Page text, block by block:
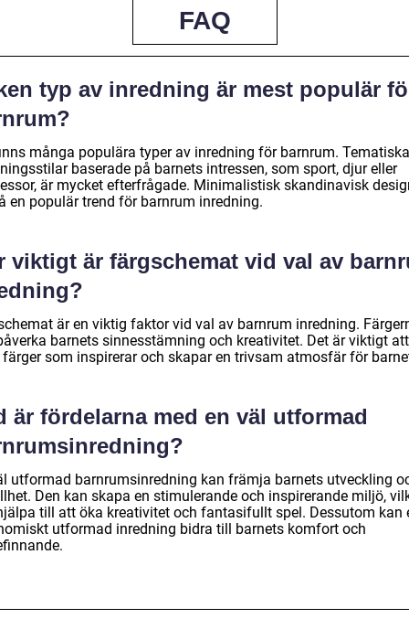
FAQ
typ av inredning är mest populär
många populära typer av inredning för barnrum. Tematiska
baserade på barnets intressen, som sport, djur eller
är mycket efterfrågade. Minimalistisk skandinavisk
en populär trend för barnrum inredning.
viktigt är färgschemat vid val av
är en viktig faktor vid val av barnrum inredning.
barnets sinnesstämning och kreativitet. Det är viktigt att
som inspirerar och skapar en trivsam atmosfär för
är fördelarna med en väl utformad
utformad barnrumsinredning kan främja barnets utveckling
Den kan skapa en stimulerande och inspirerande miljö,
till att öka kreativitet och fantasifullt spel. Dessutom kan
utformad inredning bidra till barnets komfort och